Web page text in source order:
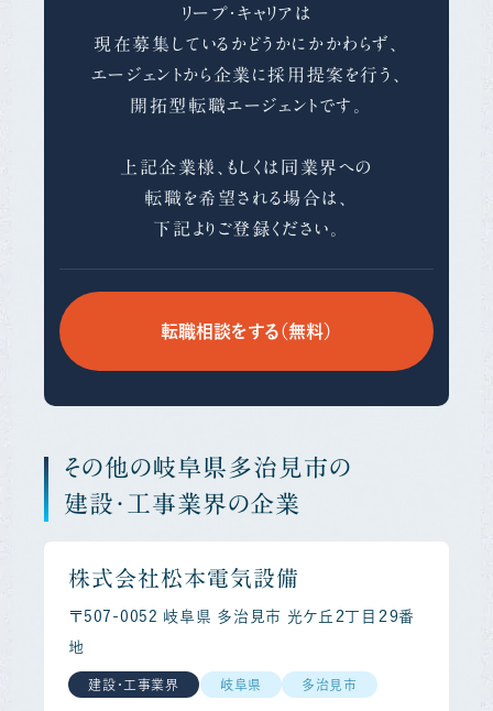
リープ・キャリアは
現在募集しているかどうかにかかわらず、
エージェントから企業に採用提案を行う、
開拓型転職エージェントです。
上記企業様、もしくは同業界への
転職を希望される場合は、
下記よりご登録ください。
転職相談をする（無料）
その他の岐阜県多治見市の
建設・工事業界の企業
株式会社松本電気設備
〒507-0052 岐阜県 多治見市 光ケ丘２丁目２９番
地
建設・工事業界 岐阜県 多治見市